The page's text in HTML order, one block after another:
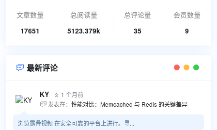
文章数量
17651
总阅读量
5123.379k
总评论量
35
会员数量
9
 最新评论
KY  1 个月前
 发表在： 性能对比：Memcached 与 Redis 的关键差异
浏览露骨视频 在安全可靠的平台上进行。寻...